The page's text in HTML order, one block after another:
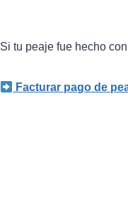
Si tu peaje fue hecho
Facturar pago de